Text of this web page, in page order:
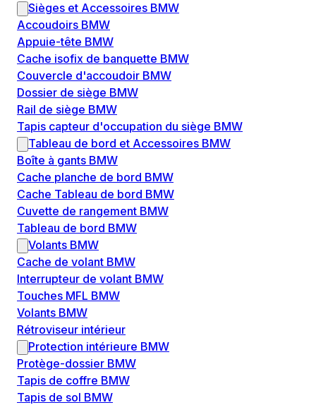
Sièges et Accessoires BMW
Accoudoirs BMW
Appuie-tête BMW
Cache isofix de banquette BMW
Couvercle d'accoudoir BMW
Dossier de siège BMW
Rail de siège BMW
Tapis capteur d'occupation du siège BMW
Tableau de bord et Accessoires BMW
Boîte à gants BMW
Cache planche de bord BMW
Cache Tableau de bord BMW
Cuvette de rangement BMW
Tableau de bord BMW
Volants BMW
Cache de volant BMW
Interrupteur de volant BMW
Touches MFL BMW
Volants BMW
Rétroviseur intérieur
Protection intérieure BMW
Protège-dossier BMW
Tapis de coffre BMW
Tapis de sol BMW